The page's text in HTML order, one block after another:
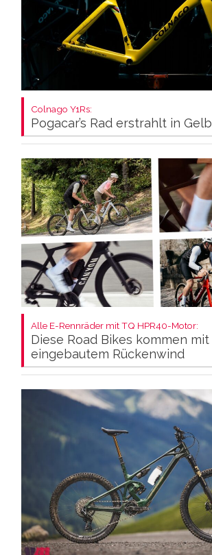
Colnago Y1Rs:
Pogacar’s Rad erstrahlt in Gelb
Alle E-Rennräder mit TQ HPR40-Motor:
Diese Road Bikes kommen mit
eingebautem Rückenwind